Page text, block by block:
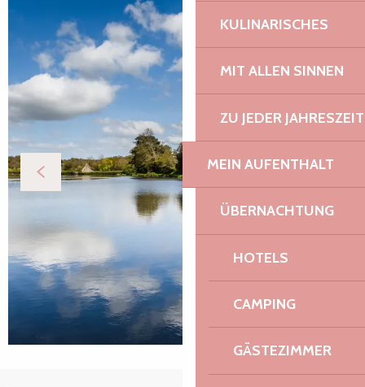
KULINARISCHES
MIT ALLEN SINNEN
ZU JEDER JAHRESZEIT
MEIN AUFENTHALT
ÜBERNACHTUNG
HOTELS
CAMPING
GÄSTEZIMMER